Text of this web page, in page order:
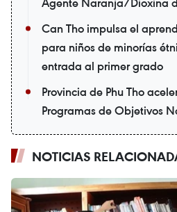
Can Tho impulsa el
para niños de minorías
entrada al primer grado
Provincia de Phu Tho
Programas de Objetivos
NOTICIAS